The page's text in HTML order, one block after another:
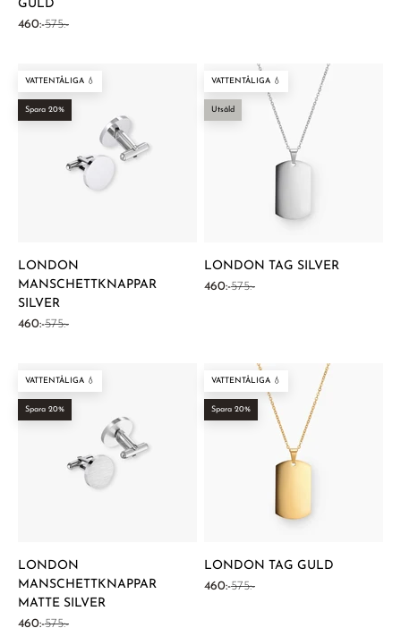
GULD
REA-pris
460:-Pris
575:-
VATTENTÅLIGA 💧
Spara 20%
LONDON
MANSCHETTKNAPPAR
SILVER
REA-pris
460:-Pris
575:-
VATTENTÅLIGA 💧
Utsåld
LONDON TAG SILVER
REA-pris
460:-Pris
575:-
VATTENTÅLIGA 💧
Spara 20%
LONDON
MANSCHETTKNAPPAR
MATTE SILVER
REA-pris
460:-Pris
575:-
VATTENTÅLIGA 💧
Spara 20%
LONDON TAG GULD
REA-pris
460:-Pris
575:-